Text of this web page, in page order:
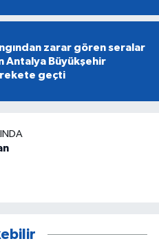
zarar gören seralar
Antalya Büyükşehir
geçti